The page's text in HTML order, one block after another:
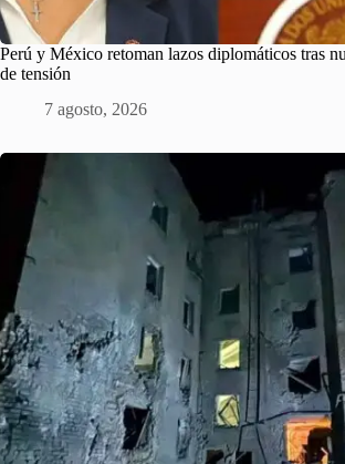
Perú y México retoman lazos diplomáticos tras
de tensión
7 agosto, 2026